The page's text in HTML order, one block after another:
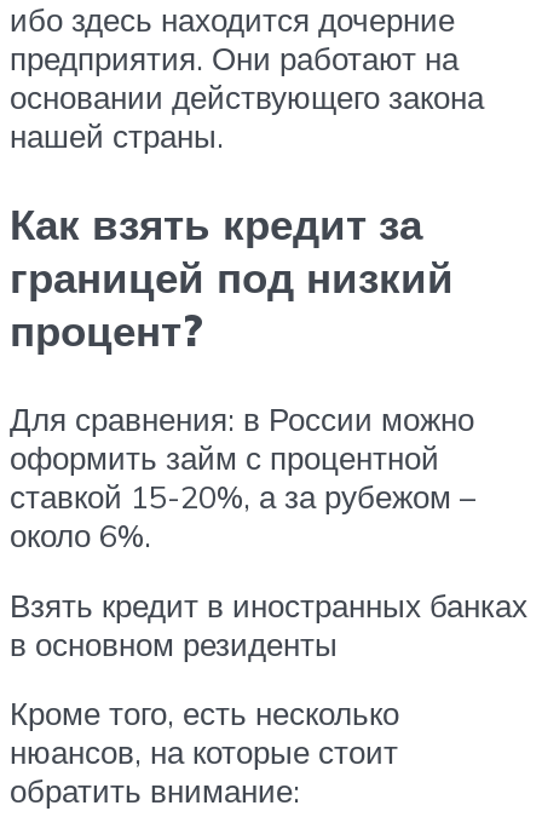
ибо здесь находится дочерние
предприятия. Они работают на
основании действующего закона
нашей страны.
Как взять кредит за
границей под низкий
процент?
Для сравнения: в России можно
оформить займ с процентной
ставкой 15-20%, а за рубежом –
около 6%.
Взять кредит в иностранных банках
в основном резиденты
Кроме того, есть несколько
нюансов, на которые стоит
обратить внимание: